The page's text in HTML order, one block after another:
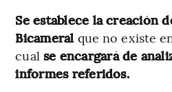
Se establece la creación
Bicameral que no existe
cual se encargará de
informes referidos.